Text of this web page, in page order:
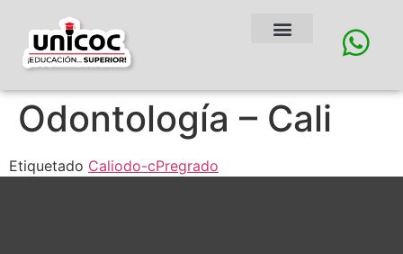
Odontología – Cali
Etiquetado Caliodo-cPregrado